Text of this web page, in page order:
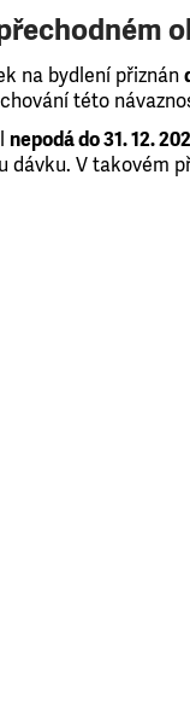
na bydlení přiznán
této
nepodá do 31. 12.
dávku. V takovém